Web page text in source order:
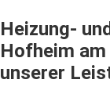
Heizung-
Hofheim am
unserer